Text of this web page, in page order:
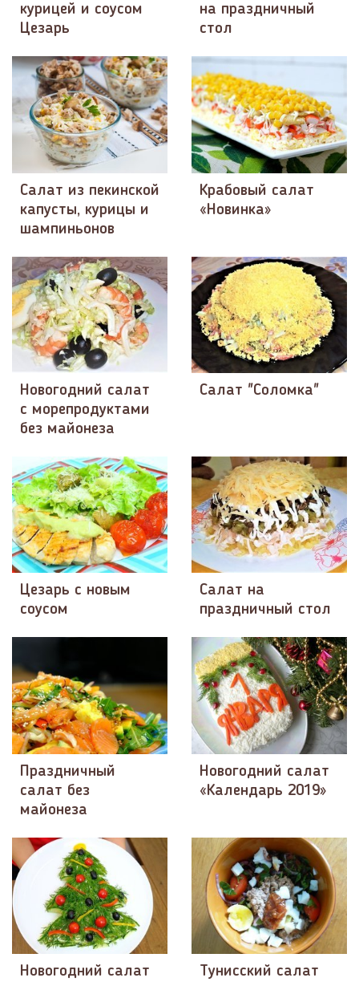
курицей и соусом
Цезарь
на праздничный
стол
Салат из пекинской
капусты, курицы и
шампиньонов
Крабовый салат
«Новинка»
Новогодний салат
с морепродуктами
без майонеза
Салат "Соломка"
Цезарь с новым
соусом
Салат на
праздничный стол
Праздничный
салат без
майонеза
Новогодний салат
«Календарь 2019»
Новогодний салат
Тунисский салат